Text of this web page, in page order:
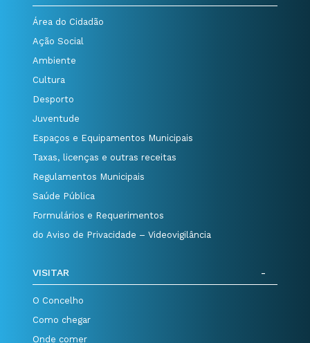
Área do Cidadão
Ação Social
Ambiente
Cultura
Desporto
Juventude
Espaços e Equipamentos Municipais
Taxas, licenças e outras receitas
Regulamentos Municipais
Saúde Pública
Formulários e Requerimentos
do Aviso de Privacidade – Videovigilância
VISITAR
O Concelho
Como chegar
Onde comer